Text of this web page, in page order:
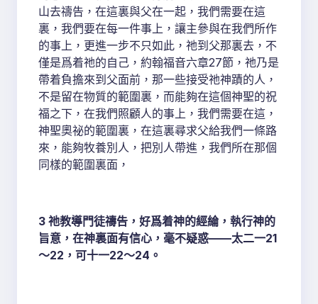
山去禱告，在這裏與父在一起，我們需要在這
裏，我們要在每一件事上，讓主參與在我們所作
的事上，更進一步不只如此，祂到父那裏去，不
僅是爲着祂的自己，約翰福音六章27節，祂乃是
帶着負擔來到父面前，那一些接受祂神蹟的人，
不是留在物質的範圍裏，而能夠在這個神聖的祝
福之下，在我們照顧人的事上，我們需要在這，
神聖奧祕的範圍裏，在這裏尋求父給我們一條路
來，能夠牧養別人，把別人帶進，我們所在那個
同樣的範圍裏面，
3 祂教導門徒禱告，好爲着神的經綸，執行神的
旨意，在神裏面有信心，毫不疑惑——太二一21
～22，可十一22～24。